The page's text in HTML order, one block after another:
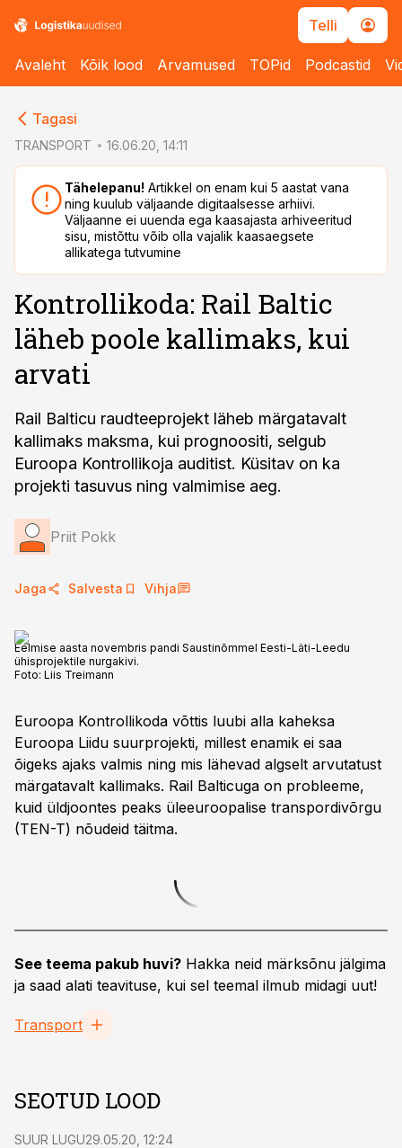
Telli
Avaleht Kõik lood Arvamused TOPid Podcastid
Tagasi
TRANSPORT 16.06.20, 14:11
Tähelepanu! Artikkel on enam kui 5 aastat vana
ning kuulub väljaande digitaalsesse arhiivi.
Väljaanne ei uuenda ega kaasajasta arhiveeritud
sisu, mistõttu võib olla vajalik kaasaegsete
allikatega tutvumine
Kontrollikoda: Rail Baltic
läheb poole kallimaks, kui
arvati
Rail Balticu raudteeprojekt läheb märgatavalt
kallimaks maksma, kui prognoositi, selgub
Euroopa Kontrollikoja auditist. Küsitav on ka
projekti tasuvus ning valmimise aeg.
Priit Pokk
Jaga Salvesta Vihja
Eelmise aasta novembris pandi Saustinõmmel Eesti-Läti-Leedu
ühisprojektile nurgakivi.
Foto: Liis Treimann
Euroopa Kontrollikoda võttis luubi alla kaheksa
Euroopa Liidu suurprojekti, millest enamik ei saa
õigeks ajaks valmis ning mis lähevad algselt arvutatust
märgatavalt kallimaks. Rail Balticuga on probleeme,
kuid üldjoontes peaks üleeuroopalise transpordivõrgu
(TEN-T) nõudeid täitma.
See teema pakub huvi? Hakka neid märksõnu jälgima
ja saad alati teavituse, kui sel teemal ilmub midagi uut!
Transport
SEOTUD LOOD
SUUR LUGU29.05.20, 12:24